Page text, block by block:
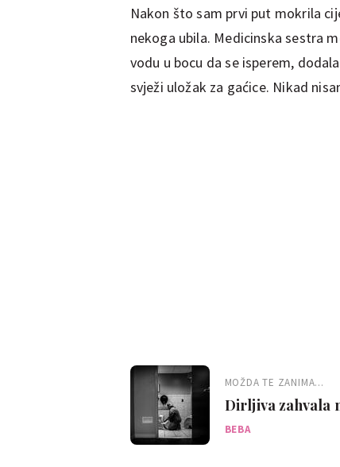
Nakon što sam prvi put mokrila
nekoga ubila. Medicinska sestra
vodu u bocu da se isperem,
svježi uložak za gaćice. Nikad
MOŽDA TE ZANIMA...
Dirljiva zahvala
BEBA